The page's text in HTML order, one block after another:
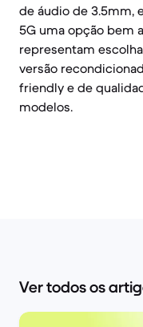
de áudio de 3.5mm,
5G uma opção bem
representam
versão
friendly e de
modelos.
Ver todos os